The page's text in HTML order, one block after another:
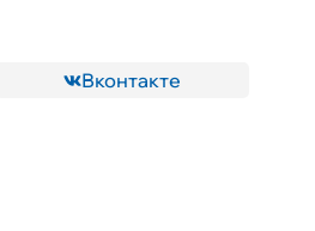
Вконтакте